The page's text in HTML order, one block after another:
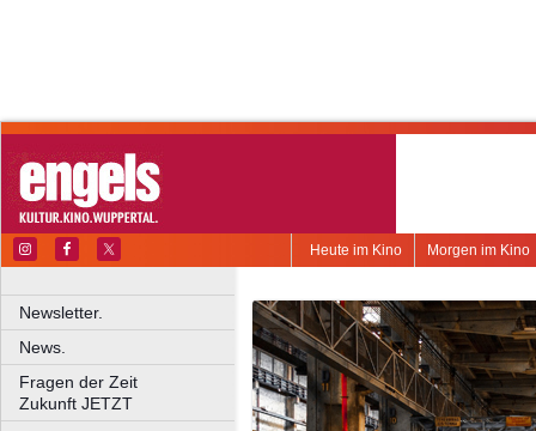
Morgen im Kino
Heute im Kino
Newsletter.
News.
Fragen der Zeit
Zukunft JETZT